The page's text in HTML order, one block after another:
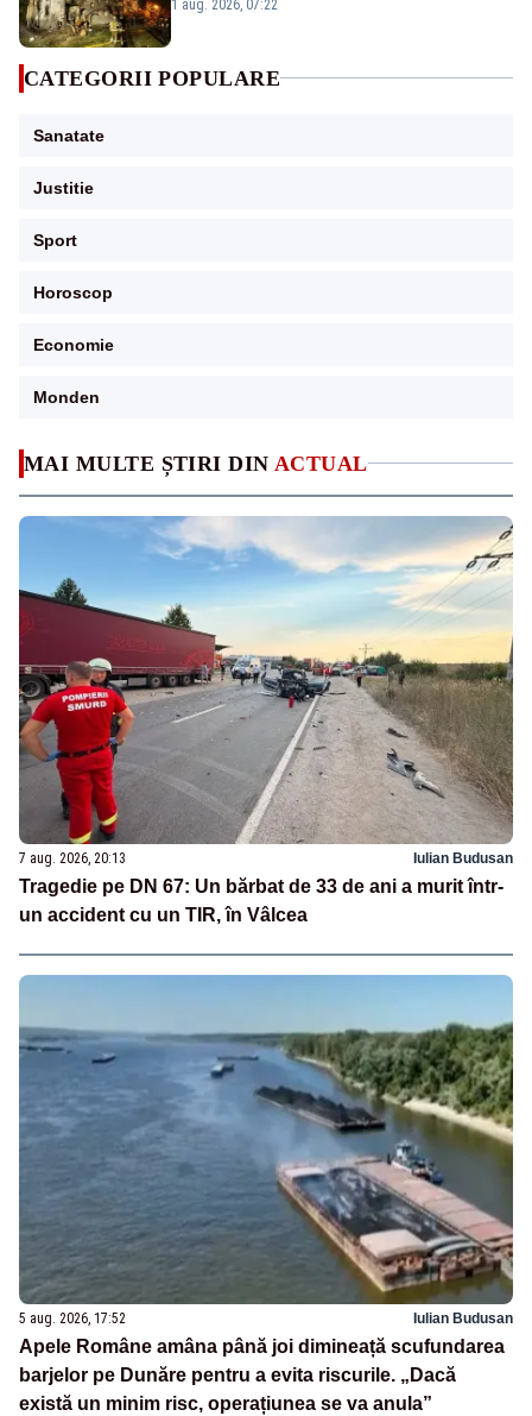
MAI MULTE ȘTIRI DIN ACTUAL
7 aug. 2026, 20:13 Iulian Budusan
Tragedie pe DN 67: Un bărbat de 33 de ani a murit într-
un accident cu un TIR, în Vâlcea
5 aug. 2026, 17:52 Iulian Budusan
Apele Române amâna până joi dimineață scufundarea
barjelor pe Dunăre pentru a evita riscurile. „Dacă
există un minim risc, operațiunea se va anula”
1 aug. 2026, 07:22
CATEGORII POPULARE
Sanatate
Justitie
Sport
Horoscop
Economie
Monden